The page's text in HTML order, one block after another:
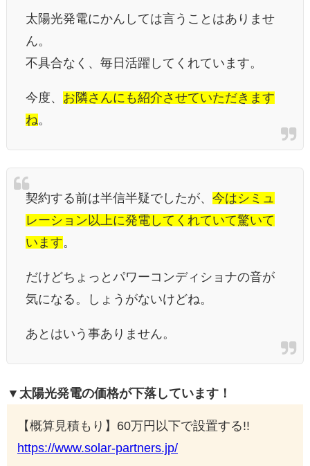
太陽光発電にかんしては言うことはありませ
ん。
不具合なく、毎日活躍してくれています。
今度、 お隣さんにも紹介させていただきます
ね。
契約する前は半信半疑でしたが、 今はシミュ
レーション以上に発電してくれていて驚いて
います。
だけどちょっとパワーコンディショナの音が
気になる。しょうがないけどね。
あとはいう事ありません。
▼太陽光発電の価格が下落しています！
【概算見積もり】60万円以下で設置する!!
https://www.solar-partners.jp/